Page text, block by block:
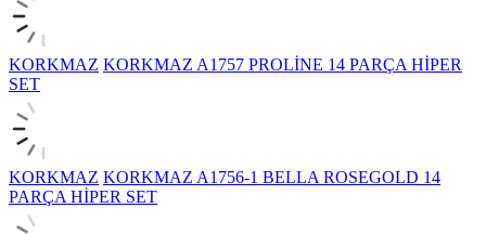
KORKMAZ KORKMAZ A1757 PROLİNE 14 PARÇA HİPER
SET
KORKMAZ KORKMAZ A1756-1 BELLA ROSEGOLD 14
PARÇA HİPER SET